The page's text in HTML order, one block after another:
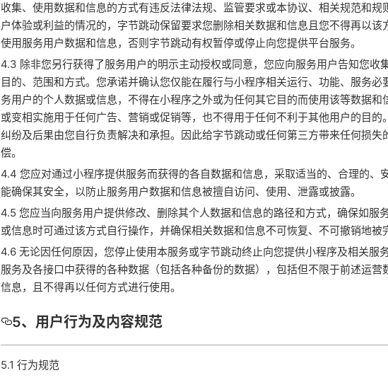
收集、使用数据和信息的方式有违反法律法规、监管要求或本协议、相关规范和规
户体验或利益的情况的，字节跳动保留要求您删除相关数据和信息且您不得再以该
使用服务用户数据和信息，否则字节跳动有权暂停或停止向您提供平台服务。
4.3 除非您另行获得了服务用户的明示主动授权或同意，您应向服务用户告知您收
目的、范围和方式。您承诺并确认您仅能在履行与小程序相关运行、功能、服务必
务用户的个人数据或信息，不得在小程序之外或为任何其它目的而使用该等数据和
或变相实施用于任何广告、营销或促销等，也不得用于任何不利于其他用户的目的
纠纷及后果由您自行负责解决和承担。因此给字节跳动或任何第三方带来任何损失
偿。
4.4 您应对通过小程序提供服务而获得的各自数据和信息，采取适当的、合理的、
能确保其安全，以防止服务用户数据和信息被擅自访问、使用、泄露或披露。
4.5 您应当向服务用户提供修改、删除其个人数据和信息的路径和方式，确保如服
或信息时可通过该方式自行操作，并确保相关数据和信息不可恢复、不可撤销地被
4.6 无论因任何原因，您停止使用本服务或字节跳动终止向您提供小程序及相关服
服务及各接口中获得的各种数据（包括各种备份的数据），包括但不限于前述运营
信息，且不得再以任何方式进行使用。
5、用户行为及内容规范
5.1 行为规范